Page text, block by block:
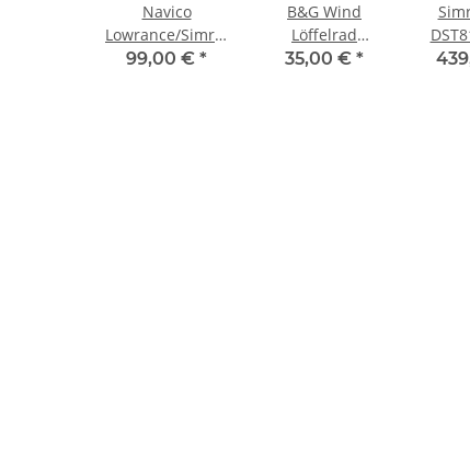
Navico
Lowrance/Simrad/B&G
Micro-C
99,00 € *
B&G Wind
Löffelrad
Ersatzteil für
35,00 € *
Log,